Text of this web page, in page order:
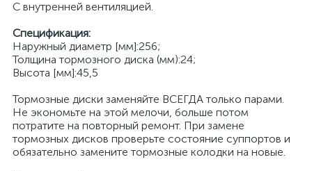
С внутренней вентиляцией.
Спецификация:
Наружный диаметр [мм]:256;
Толщина тормозного диска (мм):24;
Высота [мм]:45,5
Тормозные диски заменяйте ВСЕГДА только парами.
Не экономьте на этой мелочи, больше потом
потратите на повторный ремонт. При замене
тормозных дисков проверьте состояние суппортов и
обязательно замените тормозные колодки на новые.